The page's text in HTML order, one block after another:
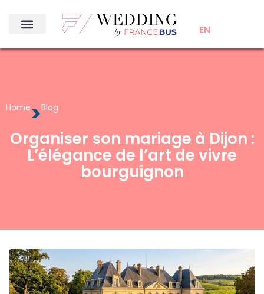
EN
Home>Blog
Organiser son mariage à Dijon :
L’élégance de l’art de vivre
bourguignon